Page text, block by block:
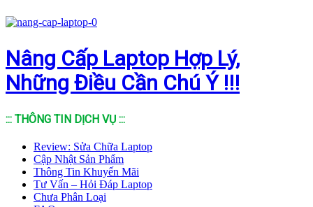
Nâng Cấp Laptop Hợp Lý,
Những Điều Cần Chú Ý !!!
::: THÔNG TIN DỊCH VỤ :::
Review: Sửa Chữa Laptop
Cập Nhật Sản Phẩm
Thông Tin Khuyến Mãi
Tư Vấn – Hỏi Đáp Laptop
Chưa Phân Loại